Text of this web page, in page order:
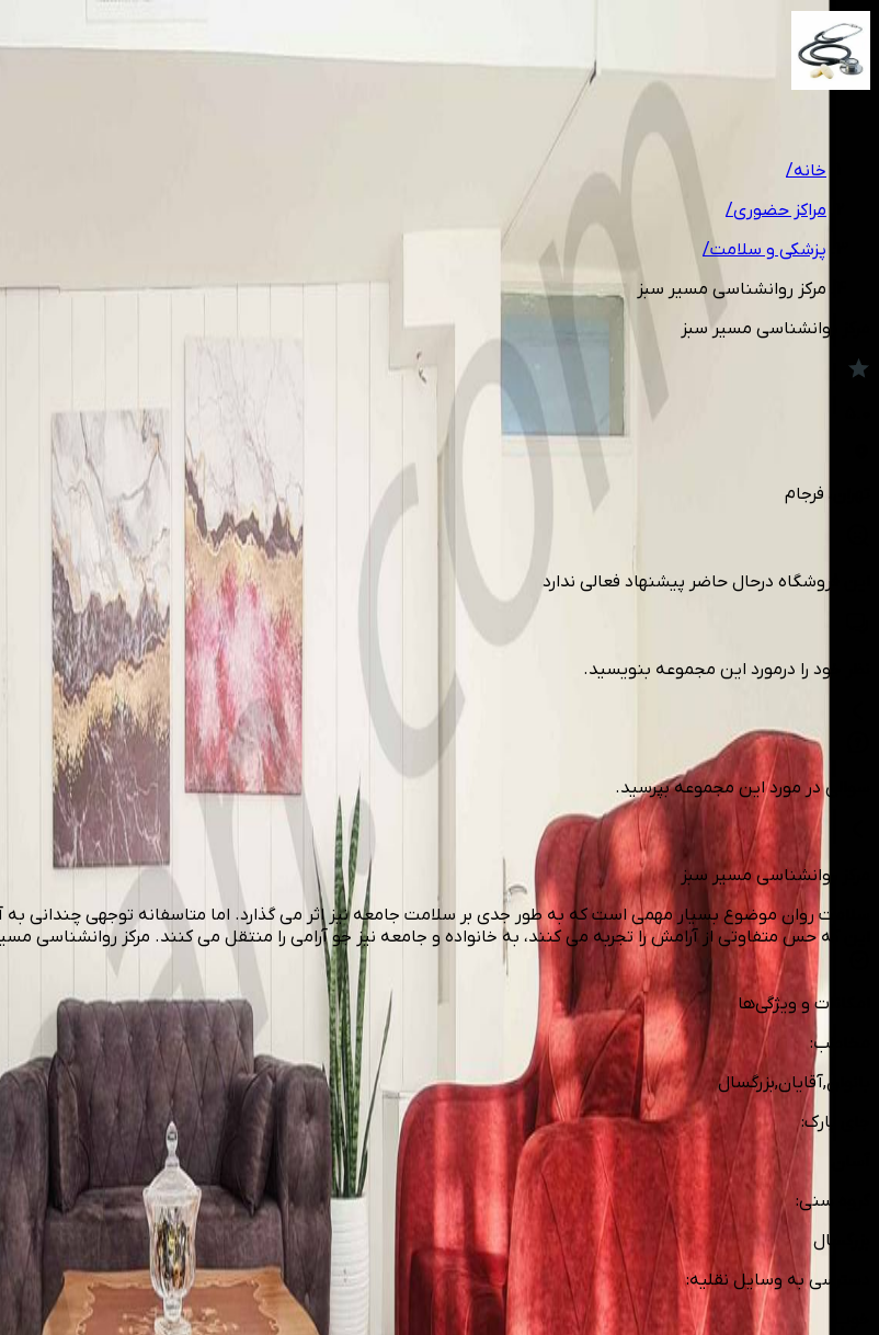
1/2
خانه/
مراکز حضوری/
پزشکی و سلامت/
مرکز روانشناسی مسیر سبز
مرکز روانشناسی مسیر سبز
، فرجام
این فروشگاه درحال حاضر پیشنهاد فعالی ندارد
نظر خود را درمورد این مجموعه بنویسید.
سوالی در مورد این مجموعه بپرسید.
مرکز روانشناسی مسیر سبز
سلامت روان موضوع بسیار مهمی است که به طور جدی بر سلامت جامعه نیز اثر می گذارد. اما متاسفانه توجهی چندانی
این که حس متفاوتی از آرامش را تجربه می کنند، به خانواده و جامعه نیز جو آرامی را منتقل می کنند. مرکز روانشناسی
امکانات و ویژگی‌ها
مخاطب:
بانوان,آقایان,بزرگسال
جای پارک:
گروه سنی:
بزرگسال
دسترسی به وسایل نقلیه: